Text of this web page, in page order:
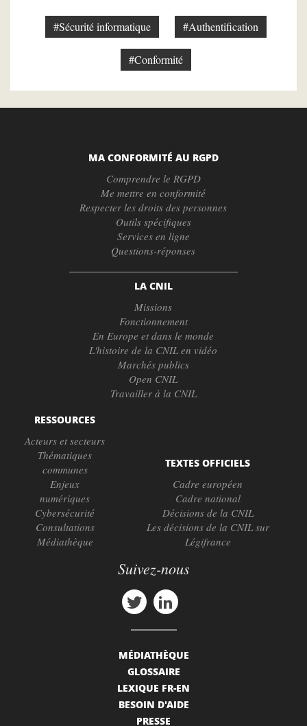
#Sécurité informatique #Authentification
#Conformité
MA CONFORMITÉ AU RGPD
Comprendre le RGPD
Me mettre en conformité
Respecter les droits des personnes
Outils spécifiques
Services en ligne
Questions-réponses
LA CNIL
Missions
Fonctionnement
En Europe et dans le monde
L'histoire de la CNIL en vidéo
Marchés publics
Open CNIL
Travailler à la CNIL
RESSOURCES
Acteurs et secteurs
Thématiques
communes
Enjeux
numériques
Cybersécurité
Consultations
Médiathèque
TEXTES OFFICIELS
Cadre européen
Cadre national
Décisions de la CNIL
Les décisions de la CNIL sur
Légifrance
Suivez-nous
MÉDIATHÈQUE
GLOSSAIRE
LEXIQUE FR-EN
BESOIN D'AIDE
PRESSE